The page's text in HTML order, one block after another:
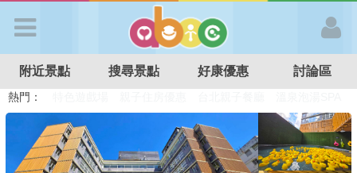
APP登入
首 頁
附近景點 搜尋景點 好康優惠 討論區
熱門：
特色遊戲場
親子住房優惠 台北親子餐廳 溫泉泡湯SPA